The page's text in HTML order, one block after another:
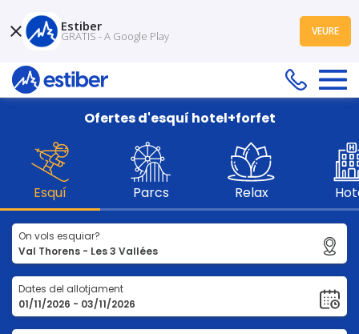
Ofertes d'esquí hotel+forfet
Esquí Parcs Relax
On vols esquiar?
Dates del allotjament
Estiber
GRATIS - A Google Play VEURE